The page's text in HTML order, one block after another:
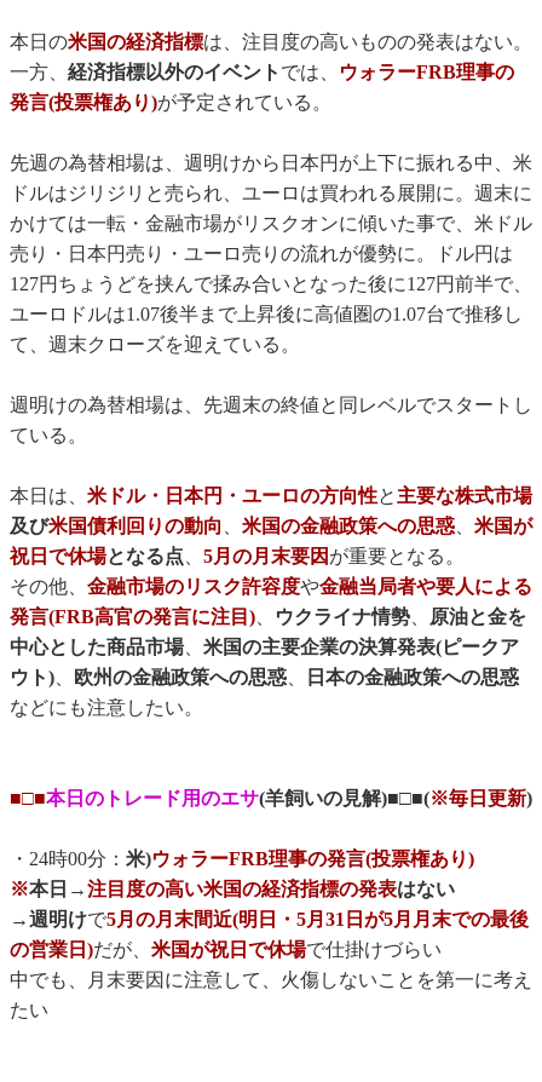
本日の米国の経済指標は、注目度の高いものの発表はない。
一方、 経済指標以外のイベント では、
ウォラーFRB理事の
発言(投票権あり)が予定されている。
先週の為替相場は、週明けから日本円が上下に振れる中、米
ドルはジリジリと売られ、ユーロは買われる展開に。週末に
かけては一転・金融市場がリスクオンに傾いた事で、米ドル
売り・日本円売り・ユーロ売りの流れが優勢に。ドル円は
127円ちょうどを挟んで揉み合いとなった後に127円前半で、
ユーロドルは1.07後半まで上昇後に高値圏の1.07台で推移し
て、週末クローズを迎えている。
週明けの為替相場は、先週末の終値と同レベルでスタートし
ている。
本日は、 米ドル・日本円・ユーロの方向性と主要な株式市場
及び米国債利回りの動向 、 米国の金融政策への思惑、 米国が
祝日で休場となる点、 5月の月末要因 が重要となる。
その他、 金融市場のリスク許容度や金融当局者や要人による
発言(FRB高官の発言に注目)、 ウクライナ情勢、 原油と金を
中心とした商品市場、 米国の主要企業の決算発表(ピークア
ウト)、 欧州の金融政策への思惑、
日本の金融政策への思惑
などにも注意したい。
■□■本日のトレード用のエサ(羊飼いの見解)■□■(※毎日更新)
・24時00分： 米)ウォラーFRB理事の発言(投票権あり)
※本日→注目度の高い米国の経済指標の発表はない
→週明けで5月の月末間近(明日・5月31日が5月月末での最後
の営業日)だが、 米国が祝日で休場で仕掛けづらい
中でも、月末要因に注意して、火傷しないことを第一に考え
たい